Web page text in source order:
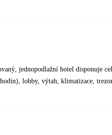
jednopodlažní hotel disponuje
lobby, výtah, klimatizace,